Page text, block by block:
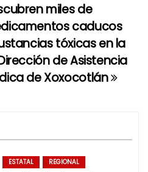
miles de
caducos
tóxicas en la
de Asistencia
de Xoxocotlán
ESTATAL REGIONAL